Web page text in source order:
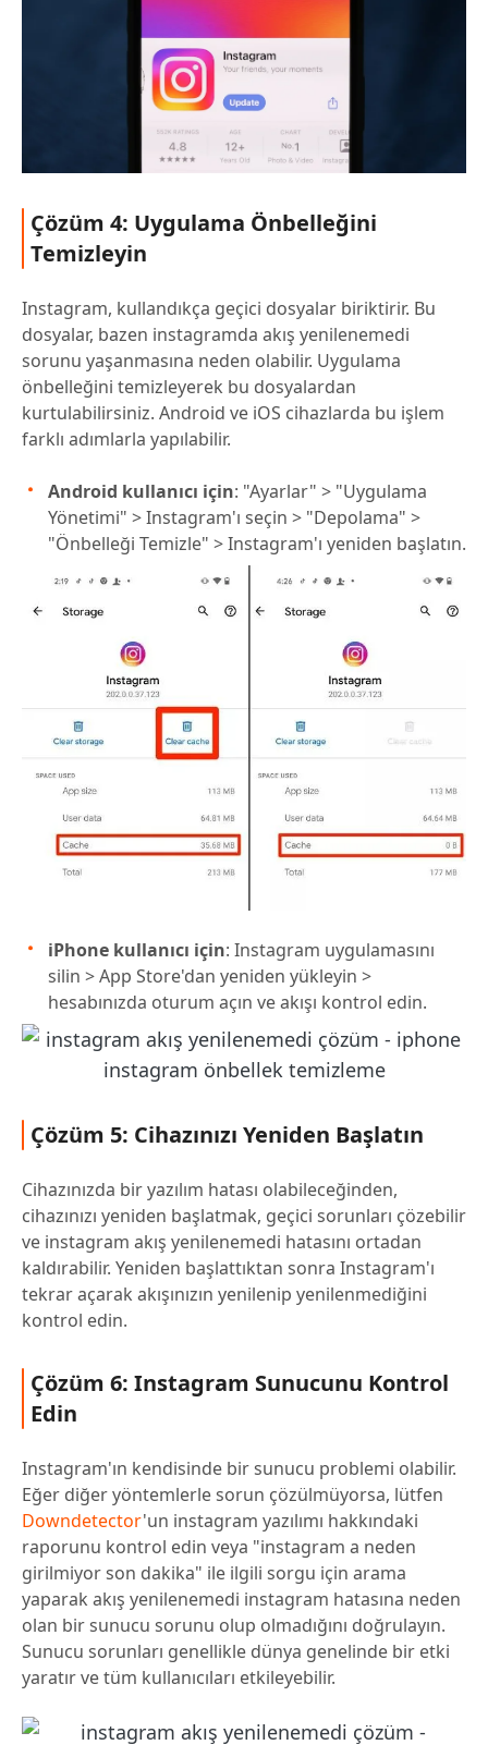
Çözüm 4: Uygulama Önbelleğini
Temizleyin
Instagram, kullandıkça geçici dosyalar biriktirir. Bu
dosyalar, bazen instagramda akış yenilenemedi
sorunu yaşanmasına neden olabilir. Uygulama
önbelleğini temizleyerek bu dosyalardan
kurtulabilirsiniz. Android ve iOS cihazlarda bu işlem
farklı adımlarla yapılabilir.
Android kullanıcı için: "Ayarlar" > "Uygulama
Yönetimi" > Instagram'ı seçin > "Depolama" >
"Önbelleği Temizle" > Instagram'ı yeniden başlatın.
iPhone kullanıcı için: Instagram uygulamasını
silin > App Store'dan yeniden yükleyin >
hesabınızda oturum açın ve akışı kontrol edin.
Çözüm 5: Cihazınızı Yeniden Başlatın
Cihazınızda bir yazılım hatası olabileceğinden,
cihazınızı yeniden başlatmak, geçici sorunları çözebilir
ve instagram akış yenilenemedi hatasını ortadan
kaldırabilir. Yeniden başlattıktan sonra Instagram'ı
tekrar açarak akışınızın yenilenip yenilenmediğini
kontrol edin.
Çözüm 6: Instagram Sunucunu Kontrol
Edin
Instagram'ın kendisinde bir sunucu problemi olabilir.
Eğer diğer yöntemlerle sorun çözülmüyorsa, lütfen
Downdetector'un instagram yazılımı hakkındaki
raporunu kontrol edin veya "instagram a neden
girilmiyor son dakika" ile ilgili sorgu için arama
yaparak akış yenilenemedi instagram hatasına neden
olan bir sunucu sorunu olup olmadığını doğrulayın.
Sunucu sorunları genellikle dünya genelinde bir etki
yaratır ve tüm kullanıcıları etkileyebilir.